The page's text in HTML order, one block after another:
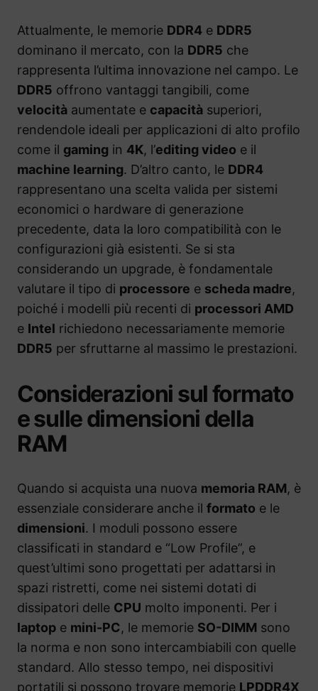
Attualmente, le memorie DDR4 e DDR5
dominano il mercato, con la DDR5 che
rappresenta l’ultima innovazione nel campo. Le
DDR5 offrono vantaggi tangibili, come
velocità aumentate e capacità superiori,
rendendole ideali per applicazioni di alto profilo
come il gaming in 4K, l’editing video e il
machine learning. D’altro canto, le DDR4
rappresentano una scelta valida per sistemi
economici o hardware di generazione
precedente, data la loro compatibilità con le
configurazioni già esistenti. Se si sta
considerando un upgrade, è fondamentale
valutare il tipo di processore e scheda madre,
poiché i modelli più recenti di processori AMD
e Intel richiedono necessariamente memorie
DDR5 per sfruttarne al massimo le prestazioni.
Considerazioni sul formato
e sulle dimensioni della
RAM
Quando si acquista una nuova memoria RAM, è
essenziale considerare anche il formato e le
dimensioni. I moduli possono essere
classificati in standard e “Low Profile”, e
quest’ultimi sono progettati per adattarsi in
spazi ristretti, come nei sistemi dotati di
dissipatori delle CPU molto imponenti. Per i
laptop e mini-PC, le memorie SO-DIMM sono
la norma e non sono intercambiabili con quelle
standard. Allo stesso tempo, nei dispositivi
portatili si possono trovare memorie LPDDR4X